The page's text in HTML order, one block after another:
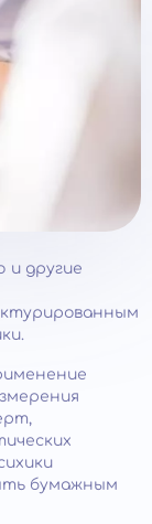
и другие
бумажным